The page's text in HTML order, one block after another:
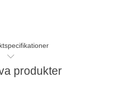
produkter